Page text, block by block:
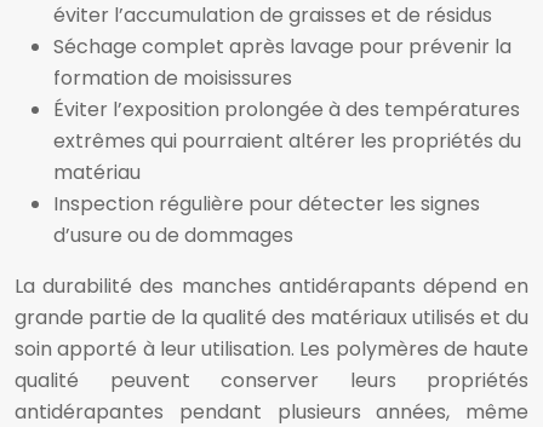
éviter l’accumulation de graisses et de résidus
Séchage complet après lavage pour prévenir la
formation de moisissures
Éviter l’exposition prolongée à des températures
extrêmes qui pourraient altérer les propriétés du
matériau
Inspection régulière pour détecter les signes
d’usure ou de dommages
La durabilité des manches antidérapants dépend en
grande partie de la qualité des matériaux utilisés et du
soin apporté à leur utilisation. Les polymères de haute
qualité peuvent conserver leurs propriétés
antidérapantes pendant plusieurs années, même